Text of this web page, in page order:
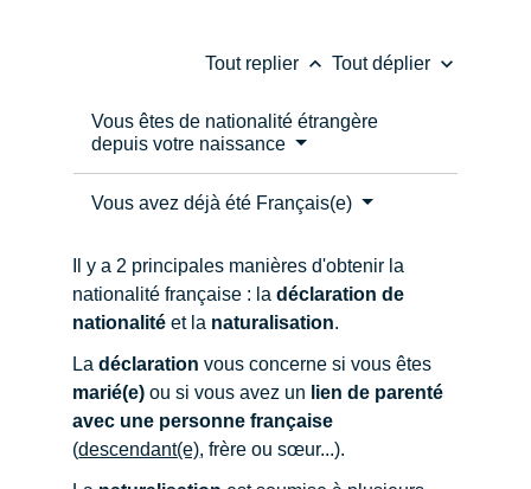
Tout replier keyboard_arrow_up Tout déplier keyboard_arrow_down
Vous êtes de nationalité étrangère
depuis votre naissance
Vous avez déjà été Français(e)
Il y a 2 principales manières d'obtenir la
nationalité française : ladéclaration de
nationalité et la naturalisation.
Ladéclaration vous concerne si vous êtes
marié(e) ou si vous avez un lien de parenté
avec une personne française
(descendant(e), frère ou sœur...).